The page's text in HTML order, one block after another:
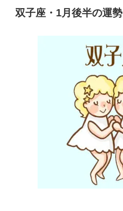
双子座・1月後半の運勢